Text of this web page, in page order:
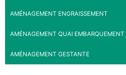
AMÉNAGEMENT ENGRAISSEMENT
AMÉNAGEMENT QUAI EMBARQUEMENT
AMÉNAGEMENT GESTANTE